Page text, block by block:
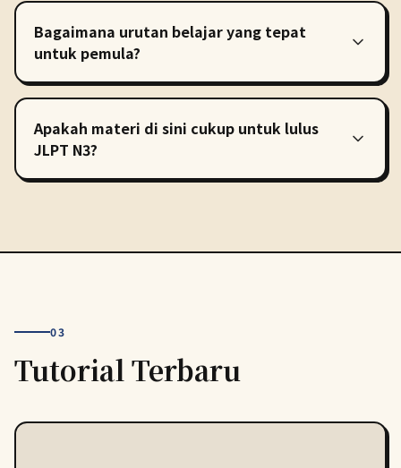
Bagaimana urutan belajar yang tepat
untuk pemula?
Apakah materi di sini cukup untuk lulus
JLPT N3?
03
Tutorial Terbaru